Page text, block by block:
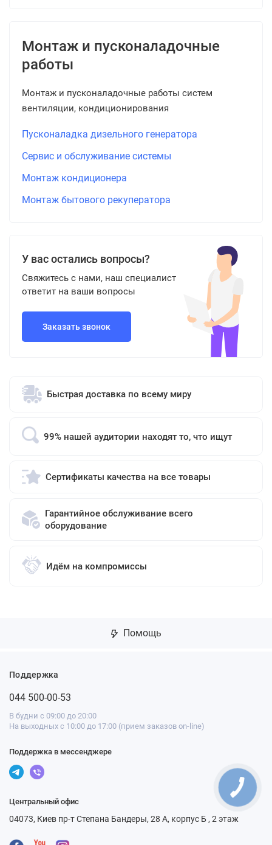
Монтаж и пусконаладочные
работы
Монтаж и пусконаладочные работы систем
вентиляции, кондиционирования
Пусконаладка дизельного генератора
Сервис и обслуживание системы
Монтаж кондиционера
Монтаж бытового рекуператора
У вас остались вопросы?
Свяжитесь с нами, наш специалист
ответит на ваши вопросы
Заказать звонок
Быстрая доставка по всему миру
99% нашей аудитории находят то, что ищут
Сертификаты качества на все товары
Гарантийное обслуживание всего
оборудование
Идём на компромиссы
Помощь
Поддержка
044 500-00-53
В будни с 09:00 до 20:00
На выходных с 10:00 до 17:00 (прием заказов on-line)
Поддержка в мессенджере
Центральный офис
04073, Киев пр-т Степана Бандеры, 28 А, корпус Б , 2 этаж